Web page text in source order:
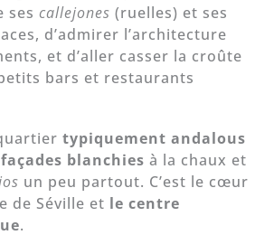
sescallejones (ruelles) et ses
d’admirer l’architecture
et d’aller casser la croûte
bars et restaurants
typiquement andalous
blanchies à la chaux et
un peu partout. C’est le cœur
de Séville et le centre
.